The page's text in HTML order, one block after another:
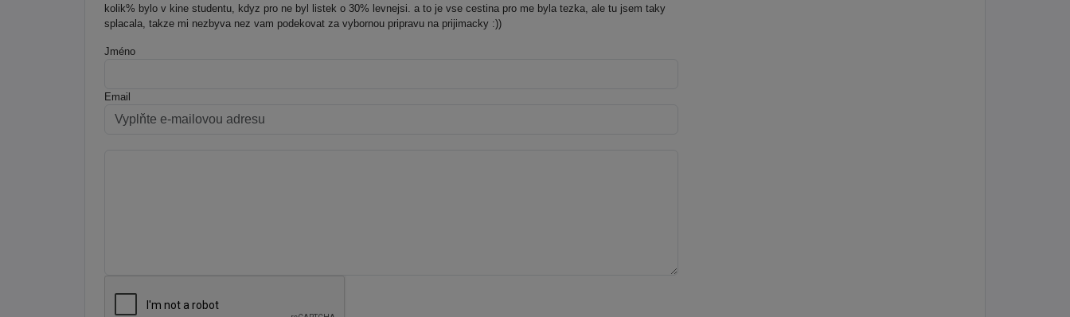
kolik% bylo v kine studentu, kdyz pro ne byl listek o 30% levnejsi. a to je vse cestina pro me byla tezka, ale tu jsem taky
splacala, takze mi nezbyva nez vam podekovat za vybornou pripravu na prijimacky :))
Jméno
Email